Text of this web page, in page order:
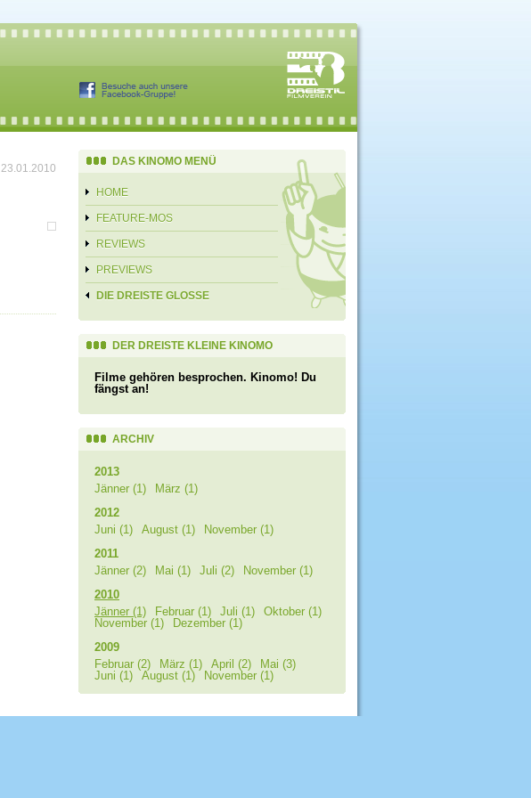
23.01.2010
DAS KINOMO MENÜ
HOME
FEATURE-MOS
REVIEWS
PREVIEWS
DIE DREISTE GLOSSE
DER DREISTE KLEINE KINOMO
Filme gehören besprochen. Kinomo! Du
fängst an!
ARCHIV
2013
Jänner (1)
März (1)
2012
Juni (1)
August (1)
November (1)
2011
Jänner (2)
Mai (1) Juli (2)
November (1)
2010
Jänner (1)
Februar (1) Juli (1)
Oktober (1)
November (1)
Dezember (1)
2009
Februar (2)
März (1) April (2)
Mai (3)
Juni (1)
August (1) November (1)